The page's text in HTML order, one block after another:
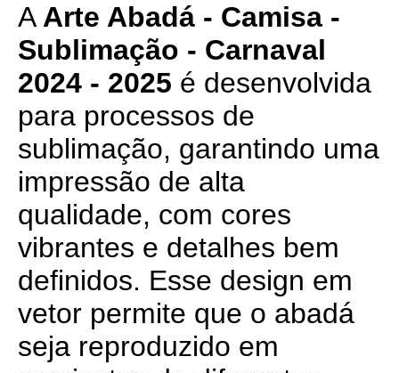
A Arte Abadá - Camisa -
Sublimação - Carnaval
2024 - 2025 é desenvolvida
para processos de
sublimação, garantindo uma
impressão de alta
qualidade, com cores
vibrantes e detalhes bem
definidos. Esse design em
vetor permite que o abadá
seja reproduzido em